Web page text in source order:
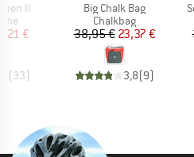
II
Preis
€
(33)
Artikel
Big Chalk Bag
Produktgruppe
Chalkbag
Preis
38,95 €reduzierter
23,37 €
3,8(9)